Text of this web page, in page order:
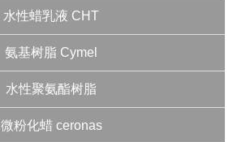
水性蜡乳液 CHT
氨基树脂 Cymel
水性聚氨酯树脂
微粉化蜡 ceronas